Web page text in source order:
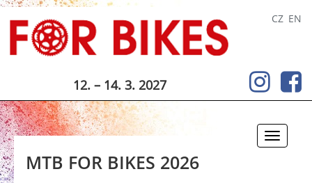
CZ EN
12. – 14. 3. 2027
Toggle
MTB FOR BIKES 2026